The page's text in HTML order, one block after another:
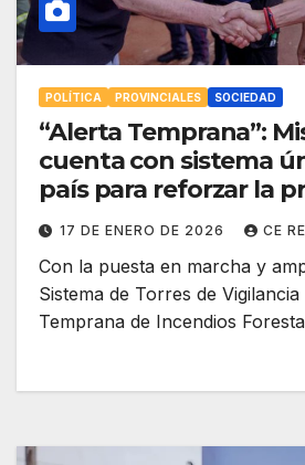
POLÍTICA PROVINCIALES SOCIEDAD
“Alerta Temprana”:
cuenta con sistema
país para reforzar la
incendios
17 DE ENERO DE 2026 CE
Con la puesta en marcha y
Sistema de Torres de
Temprana de Incendios